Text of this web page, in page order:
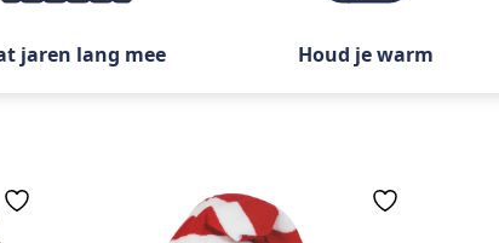
jaren lang mee Houd je warm